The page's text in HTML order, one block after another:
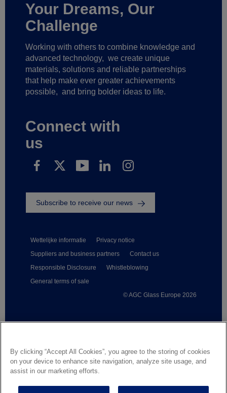
Your Dreams, Our
Challenge
Working with others to combine knowledge and
advanced technology, we create unique
materials, solutions and reliable partnerships
that help make ever greater achievements
possible, and bring bolder ideas to life.
Connect with
us
© AGC Glass Europe 2026
Wettelijke informatie
Privacy notice
Suppliers and business partners
Contact us
Responsible Disclosure
Whistleblowing
General terms of sale
Subscribe to receive our news
By clicking “Accept All Cookies”, you agree to the storing of cookies
on your device to enhance site navigation, analyze site usage, and
assist in our marketing efforts.